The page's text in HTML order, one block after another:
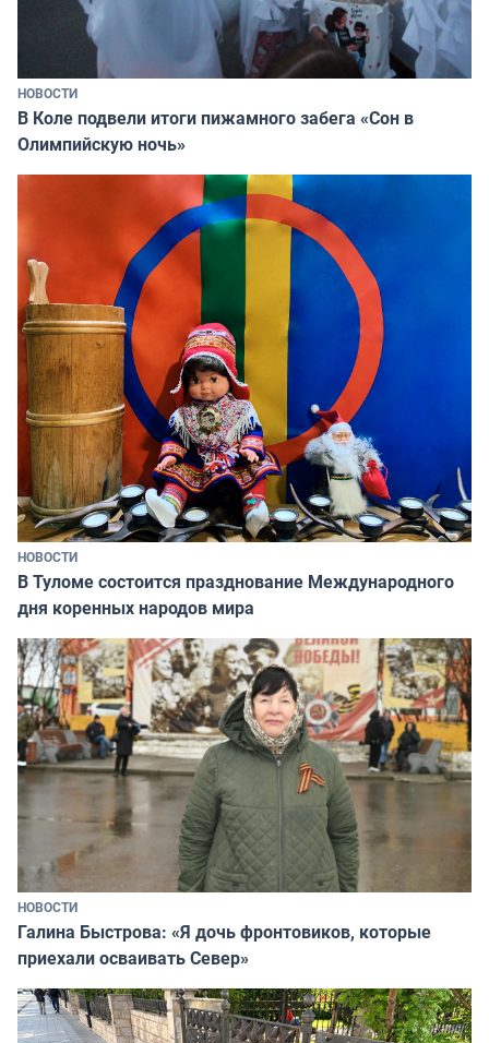
НОВОСТИ
В Коле подвели итоги пижамного забега «Сон в
Олимпийскую ночь»
НОВОСТИ
В Туломе состоится празднование Международного
дня коренных народов мира
НОВОСТИ
Галина Быстрова: «Я дочь фронтовиков, которые
приехали осваивать Север»